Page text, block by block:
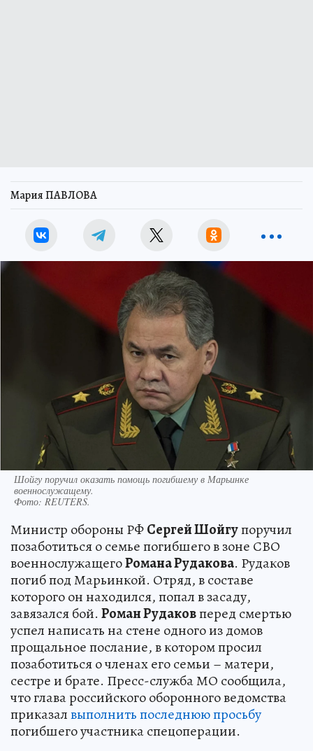
Мария ПАВЛОВА
Шойгу поручил оказать помощь погибшему в Марьинке
военнослужащему.
Фото: REUTERS.
Министр обороны РФСергей Шойгупоручил
позаботиться о семье погибшего в зоне СВО
военнослужащегоРомана Рудакова. Рудаков
погиб под Марьинкой. Отряд, в составе
которого он находился, попал в засаду,
завязался бой. Роман Рудаковперед смертью
успел написать на стене одного из домов
прощальное послание, в котором просил
позаботиться о членах его семьи – матери,
сестре и брате. Пресс-служба МО сообщила,
что глава российского оборонного ведомства
приказалвыполнить последнюю просьбу
погибшего участника спецоперации.